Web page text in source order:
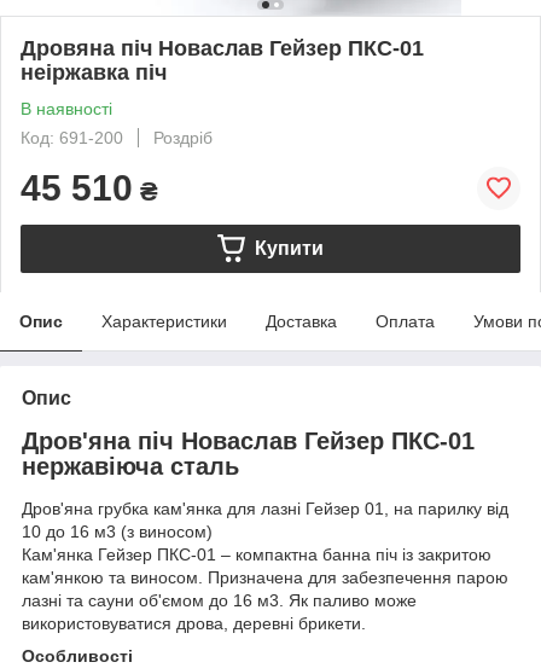
Дровяна піч Новаслав Гейзер ПКС-01
неіржавка піч
В наявності
Код: 691-200
Роздріб
45 510 ₴
Купити
Опис Характеристики Доставка Оплата Умови
Опис
Дров'яна піч Новаслав Гейзер ПКС-01
нержавіюча сталь
Дров'яна грубка кам'янка для лазні Гейзер 01, на парилку від
10 до 16 м3 (з виносом)
Кам'янка Гейзер ПКС-01 – компактна банна піч із закритою
кам'янкою та виносом. Призначена для забезпечення парою
лазні та сауни об'ємом до 16 м3. Як паливо може
використовуватися дрова, деревні брикети.
Особливості